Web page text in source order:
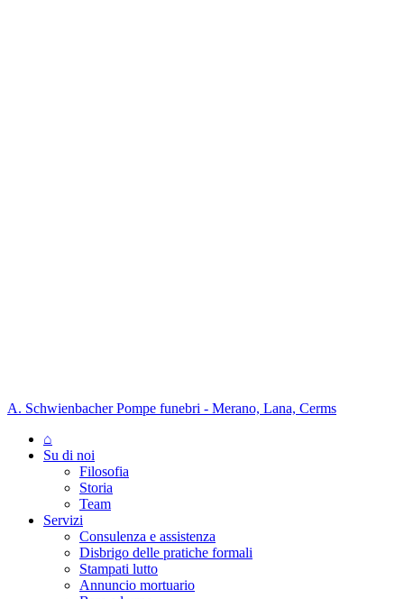
A. Schwienbacher Pompe funebri - Merano, Lana, Cerms
⌂
Su di noi
Filosofia
Storia
Team
Servizi
Consulenza e assistenza
Disbrigo delle pratiche formali
Stampati lutto
Annuncio mortuario